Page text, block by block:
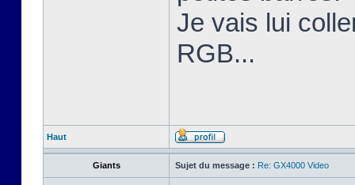
Je vais lui
RGB...
Haut
Giants Sujet du message : Re: GX4000 Video